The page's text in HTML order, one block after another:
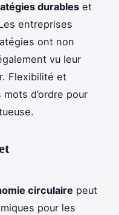
durables et
entreprises
ont non
vu leur
Flexibilité et
d’ordre pour
circulaire peut
pour les